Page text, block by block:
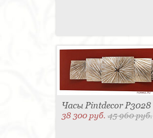
Часы Pintdecor P3028
38 300 руб.45 960 руб.